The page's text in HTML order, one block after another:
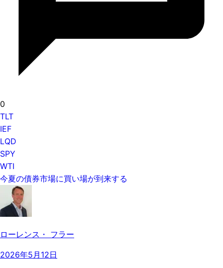
0
TLT
IEF
LQD
SPY
WTI
今夏の債券市場に買い場が到来する
ローレンス・ フラー
2026年5月12日